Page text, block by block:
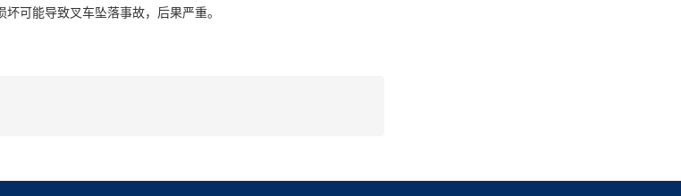
可能导致叉车坠落事故，后果严重。